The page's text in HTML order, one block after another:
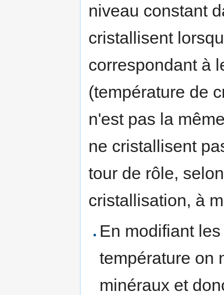
niveau constant
cristallisent
correspondant à
(température de
n'est pas la
ne cristallisent
tour de rôle,
cristallisation, à
En modifiant
température on
minéraux et